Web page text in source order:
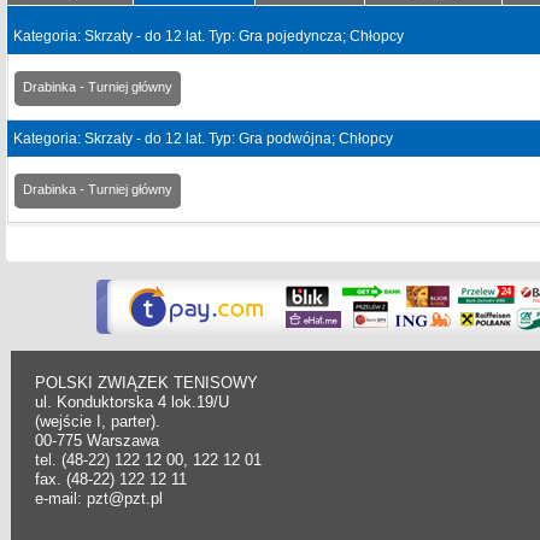
Kategoria: Skrzaty - do 12 lat. Typ: Gra pojedyncza; Chłopcy
Drabinka - Turniej główny
Kategoria: Skrzaty - do 12 lat. Typ: Gra podwójna; Chłopcy
Drabinka - Turniej główny
POLSKI ZWIĄZEK TENISOWY
ul. Konduktorska 4 lok.19/U
(wejście I, parter).
00-775 Warszawa
tel. (48-22) 122 12 00, 122 12 01
fax. (48-22) 122 12 11
e-mail: pzt@pzt.pl